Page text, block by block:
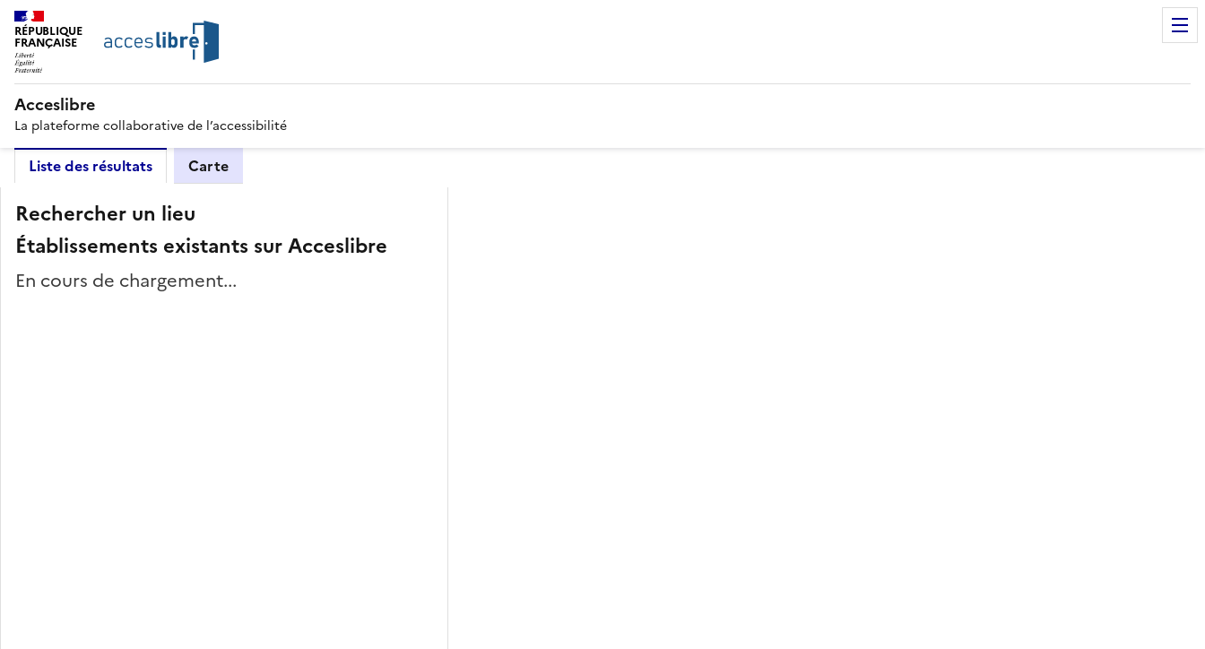
RÉPUBLIQUE
FRANÇAISE
Acceslibre
La plateforme collaborative de l’accessibilité
Liste des résultats Carte
Rechercher un lieu
Établissements existants sur Acceslibre
En cours de chargement...